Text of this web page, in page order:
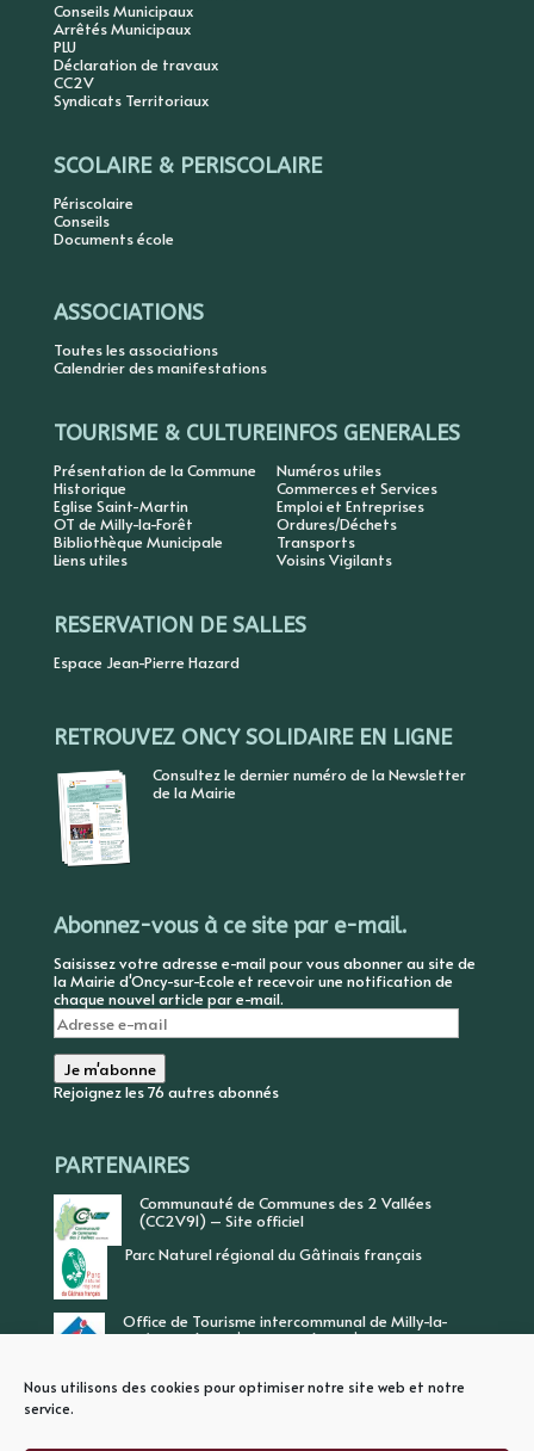
Nous utilisons des cookies pour optimiser notre site web et notre
service.
Conseils Municipaux
Arrêtés Municipaux
PLU
Déclaration de travaux
CC2V
Syndicats Territoriaux
SCOLAIRE & PERISCOLAIRE
Périscolaire
Conseils
Documents école
ASSOCIATIONS
Toutes les associations
Calendrier des manifestations
TOURISME & CULTURE
Présentation de la Commune
Historique
Eglise Saint-Martin
OT de Milly-la-Forêt
Bibliothèque Municipale
Liens utiles
INFOS GENERALES
Numéros utiles
Commerces et Services
Emploi et Entreprises
Ordures/Déchets
Transports
Voisins Vigilants
RESERVATION DE SALLES
Espace Jean-Pierre Hazard
RETROUVEZ ONCY SOLIDAIRE EN LIGNE
Consultez le dernier numéro de la Newsletter
de la Mairie
Abonnez-vous à ce site par e-mail.
Saisissez votre adresse e-mail pour vous abonner au site de
la Mairie d'Oncy-sur-Ecole et recevoir une notification de
chaque nouvel article par e-mail.
Adresse
e-
mail
Je m'abonne
Rejoignez les 76 autres abonnés
PARTENAIRES
Communauté de Communes des 2 Vallées
(CC2V91) – Site officiel
Parc Naturel régional du Gâtinais français
Office de Tourisme intercommunal de Milly-la-
Forêt, Vallée de l’Ecole, Vallée de l’Essonne